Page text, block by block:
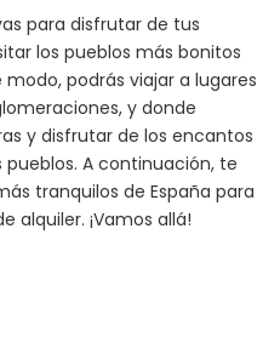
para disfrutar de tus
los pueblos más bonitos
podrás viajar a lugares
y donde
y disfrutar de los encantos
A continuación, te
tranquilos de España para
alquiler. ¡Vamos allá!